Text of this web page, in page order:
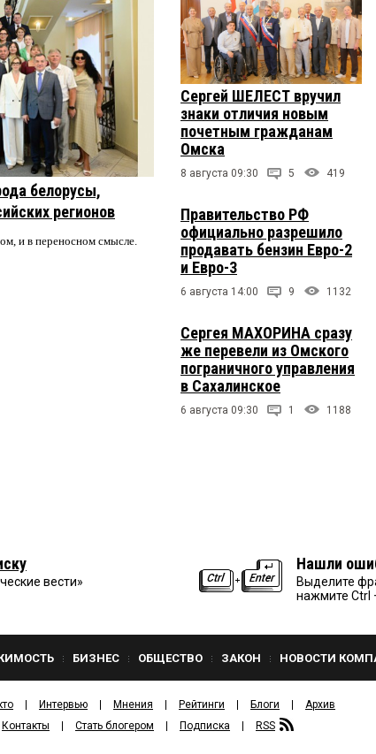
белорусы,
регионов
и в переносном смысле.
Сергей ШЕЛЕСТ вручил
знаки отличия новым
почетным гражданам
Омска
8 августа 09:30 5 419
Правительство РФ
официально разрешило
продавать бензин Евро-2
и Евро-3
6 августа 14:00 9 1132
Сергея МАХОРИНА сразу
же перевели из Омского
пограничного управления
в Сахалинское
6 августа 09:30 1 1188
вести»
Нашли
Выделите
нажмите Ctrl
БИЗНЕС ОБЩЕСТВО ЗАКОН НОВОСТИ
Интервью Мнения Рейтинги Блоги
Архив
Контакты Стать блогером Подписка RSS